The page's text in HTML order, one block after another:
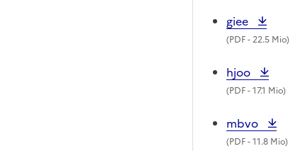
giee
(PDF- 22.5 Mio)
hjoo
(PDF- 17.1 Mio)
mbvo
(PDF- 11.8 Mio)